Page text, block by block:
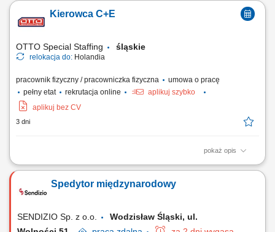
zleceń kierowcom. Zapewnienie odpowiednich środków transportu do
realizacji zamówień Klientów. Kontrola dostaw, odbiorów oraz pełnej
dokumentacji dystrybucyjnej. Kontrola jakości danych w systemie
Kierowca C+E
OTTO Special Staffing śląskie
relokacja do: Holandia
pracownik fizyczny / pracowniczka fizyczna
umowa o pracę
pełny etat
rekrutacja online
aplikuj szybko
aplikuj bez CV
3 dni
pokaż opis
Jako kierowca C+E odpowiada Pan/Pani za bezpieczną, efektywną i
wykorzystaniem ciągników siodłowych z naczepami oraz zestawów
pojazdów, zgodnie z obowiązującymi przepisami prawa, umowami z
Spedytor międzynarodowy
SENDIZIO Sp. z o.o.
Wodzisław Śląski, ul.